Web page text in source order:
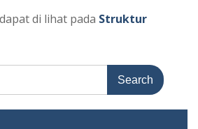
di lihat pada Struktur